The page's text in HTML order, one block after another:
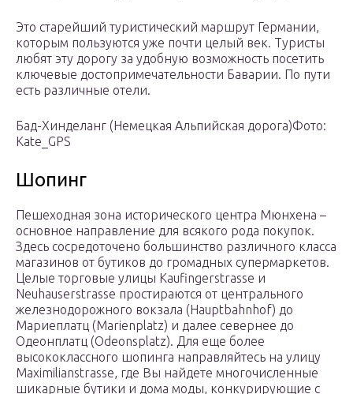
Это старейший туристический маршрут Германии,
которым пользуются уже почти целый век. Туристы
любят эту дорогу за удобную возможность посетить
ключевые достопримечательности Баварии. По пути
есть различные отели.
Бад-Хинделанг (Немецкая Альпийская дорога)Фото:
Kate_GPS
Шопинг
Пешеходная зона исторического центра Мюнхена –
основное направление для всякого рода покупок.
Здесь сосредоточено большинство различного класса
магазинов от бутиков до громадных супермаркетов.
Целые торговые улицы Kaufingerstrasse и
Neuhauserstrasse простираются от центрального
железнодорожного вокзала (Hauptbahnhof) до
Мариеплатц (Marienplatz) и далее севернее до
Одеонплатц (Odeonsplatz). Для еще более
высококлассного шопинга направляйтесь на улицу
Maximilianstrasse, где Вы найдете многочисленные
шикарные бутики и дома моды, конкурирующие с